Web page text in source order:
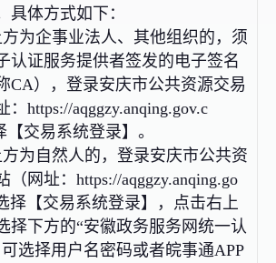
具体方式如下：
方为企事业法人、其他组织的，须
认证服务提供者签发的电子签名
CA），登录安庆市公共资源交易
https://aqggzy.anqing.gov.c
交易系统登录】。
方为自然人的，登录安庆市公共资
（网址：https://aqggzy.anqing.go
择【交易系统登录】，点击右上
择下方的“安徽政务服务网统一认
选择用户名密码或者皖事通APP